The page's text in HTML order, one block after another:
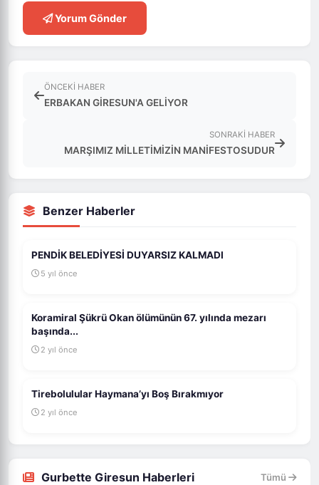
Yorum Gönder
ÖNCEKI HABER
ERBAKAN GİRESUN'A GELİYOR
SONRAKI HABER
MARŞIMIZ MİLLETİMİZİN MANİFESTOSUDUR
Benzer Haberler
PENDİK BELEDİYESİ DUYARSIZ KALMADI
5 yıl önce
Koramiral Şükrü Okan ölümünün 67. yılında mezarı
başında...
2 yıl önce
Tirebolulular Haymana’yı Boş Bırakmıyor
2 yıl önce
Gurbette Giresun Haberleri Tümü